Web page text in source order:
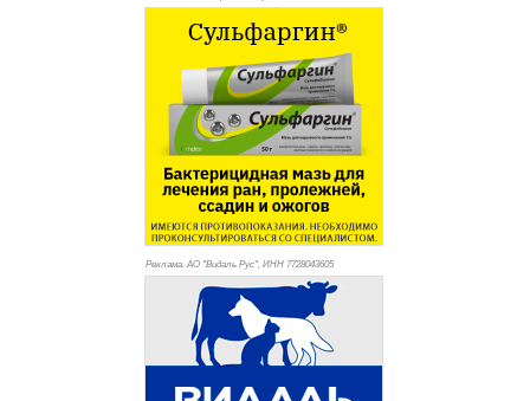
Реклама. АО "Видаль Рус", ИНН 7728043605